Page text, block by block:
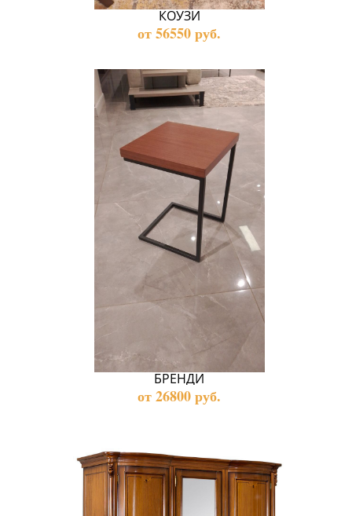
КОУЗИ
от 56550 руб.
БРЕНДИ
от 26800 руб.